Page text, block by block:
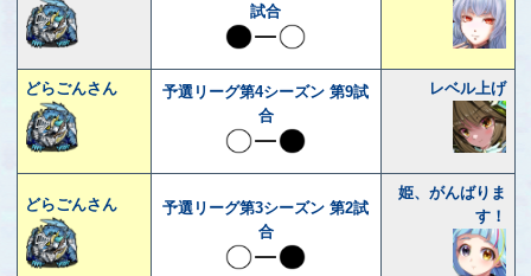
試合
どらごんさん
予選リーグ第4シーズン 第9試
合
レベル上げ
どらごんさん
予選リーグ第3シーズン 第2試
合
姫、がんばりま
す！